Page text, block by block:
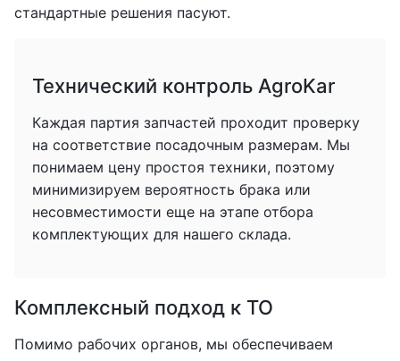
стандартные решения пасуют.
Технический контроль AgroKar
Каждая партия запчастей проходит проверку
на соответствие посадочным размерам. Мы
понимаем цену простоя техники, поэтому
минимизируем вероятность брака или
несовместимости еще на этапе отбора
комплектующих для нашего склада.
Комплексный подход к ТО
Помимо рабочих органов, мы обеспечиваем